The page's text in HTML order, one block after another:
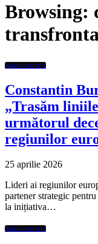
Browsing:
Administratie
Constantin
„Trasăm
următorul
regiunilor
25 aprilie 2026
Lideri ai regiunilor
partener strategic
la inițiativa…
Administratie